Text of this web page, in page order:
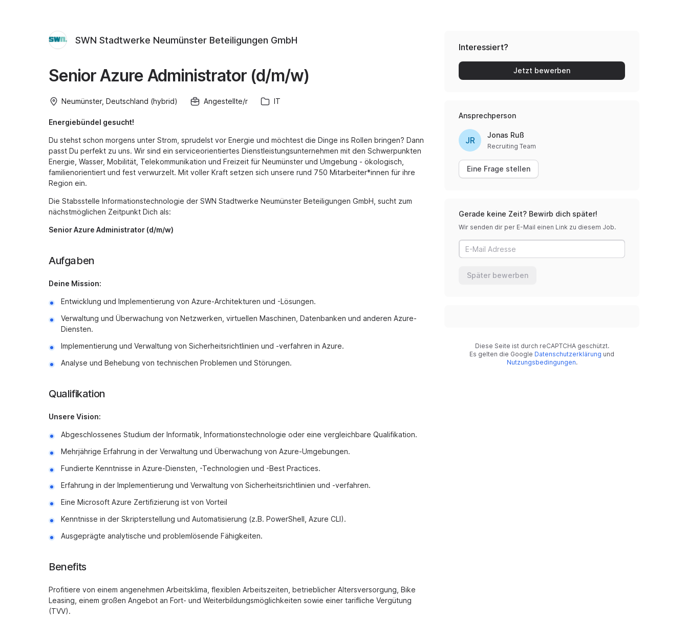
SWN Stadtwerke Neumünster Beteiligungen GmbH
Senior Azure Administrator (d/m/w)
Neumünster, Deutschland (hybrid) Angestellte/r IT
Energiebündel gesucht!
Du stehst schon morgens unter Strom, sprudelst vor Energie und möchtest die Dinge ins Rollen bringen? Dann
passt Du perfekt zu uns. Wir sind ein serviceorientiertes Dienstleistungsunternehmen mit den Schwerpunkten
Energie, Wasser, Mobilität, Telekommunikation und Freizeit für Neumünster und Umgebung - ökologisch,
familienorientiert und fest verwurzelt. Mit voller Kraft setzen sich unsere rund 750 Mitarbeiter*innen für ihre
Region ein.
Die Stabsstelle Informationstechnologie der SWN Stadtwerke Neumünster Beteiligungen GmbH, sucht zum
nächstmöglichen Zeitpunkt Dich als:
Senior Azure Administrator (d/m/w)
Aufgaben
Deine Mission:
Entwicklung und Implementierung von Azure-Architekturen und -Lösungen.
Verwaltung und Überwachung von Netzwerken, virtuellen Maschinen, Datenbanken und anderen Azure-
Diensten.
Implementierung und Verwaltung von Sicherheitsrichtlinien und -verfahren in Azure.
Analyse und Behebung von technischen Problemen und Störungen.
Qualifikation
Unsere Vision:
Abgeschlossenes Studium der Informatik, Informationstechnologie oder eine vergleichbare Qualifikation.
Mehrjährige Erfahrung in der Verwaltung und Überwachung von Azure-Umgebungen.
Fundierte Kenntnisse in Azure-Diensten, -Technologien und -Best Practices.
Erfahrung in der Implementierung und Verwaltung von Sicherheitsrichtlinien und -verfahren.
Eine Microsoft Azure Zertifizierung ist von Vorteil
Kenntnisse in der Skripterstellung und Automatisierung (z.B. PowerShell, Azure CLI).
Ausgeprägte analytische und problemlösende Fähigkeiten.
Benefits
Profitiere von einem angenehmen Arbeitsklima, flexiblen Arbeitszeiten, betrieblicher Altersversorgung, Bike
Leasing, einem großen Angebot an Fort- und Weiterbildungsmöglichkeiten sowie einer tarifliche Vergütung
(TVV).
Interessiert?
Jetzt bewerben
Ansprechperson
JR
Jonas Ruß
Recruiting Team
Eine Frage stellen
Gerade keine Zeit? Bewirb dich später!
Wir senden dir per E-Mail einen Link zu diesem Job.
Später bewerben
Diese Seite ist durch reCAPTCHA geschützt.
Es gelten die Google Datenschutzerklärung und
Nutzungsbedingungen.